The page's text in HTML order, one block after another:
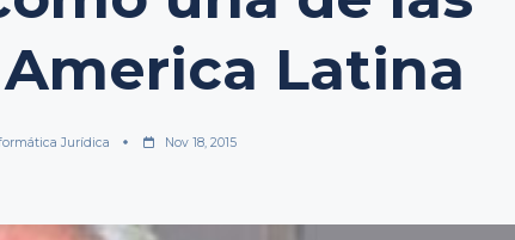
Latina
Jurídica Nov 18, 2015